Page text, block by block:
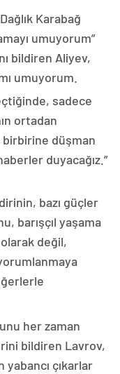
Karabağ
umuyorum”
bildiren Aliyev,
umuyorum.
sadece
ortadan
birbirine düşman
duyacağız.”
bazı güçler
barışçıl yaşama
değil,
her zaman
bildiren Lavrov,
yabancı çıkarlar